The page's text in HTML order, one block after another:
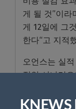
게 될 것”이라
게 12일에 그
한다“고 지적
오언스는 실
적인 시나리